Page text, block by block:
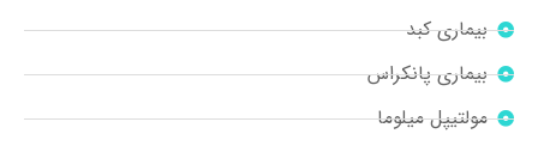
بیماری کبد
بیماری پانکراس
مولتیپل میلوما